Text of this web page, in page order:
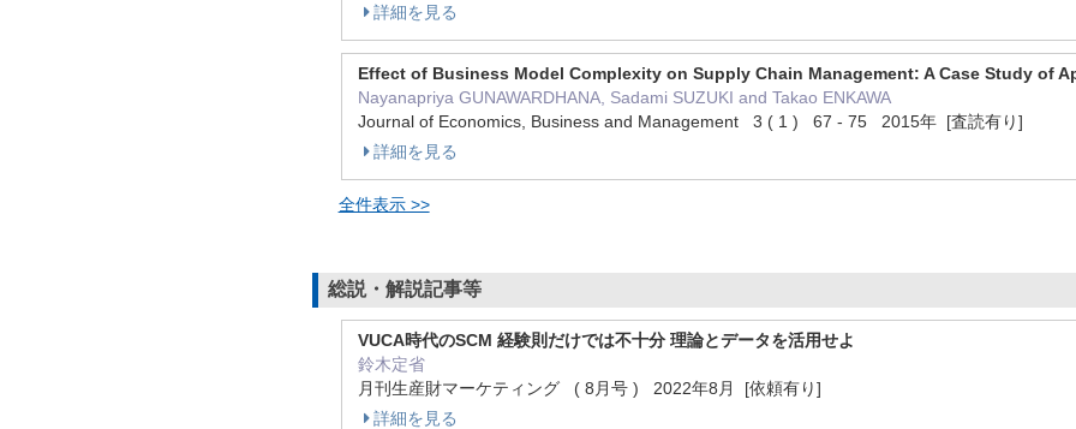
詳細を見る
Effect of Business Model Complexity on Supply Chain Management: A Case Study of
Nayanapriya GUNAWARDHANA, Sadami SUZUKI and Takao ENKAWA
Journal of Economics, Business and Management 3 ( 1 ) 67 - 75 2015年 [査読有り]
詳細を見る
全件表示 >>
総説・解説記事等
VUCA時代のSCM 経験則だけでは不十分 理論とデータを活用せよ
鈴木定省
月刊生産財マーケティング ( 8月号 ) 2022年8月 [依頼有り]
詳細を見る